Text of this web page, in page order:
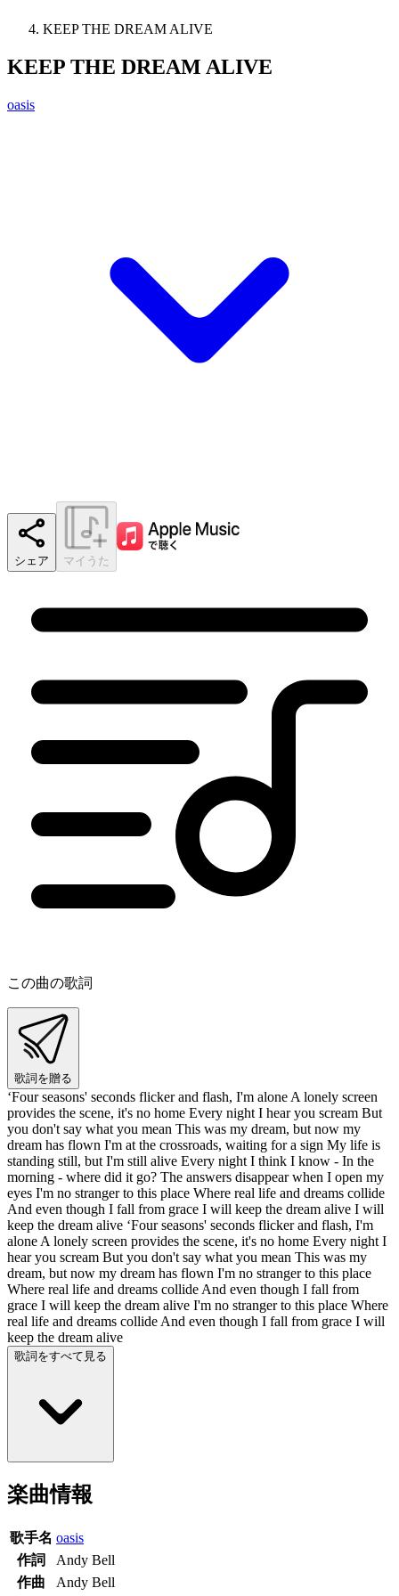
KEEP THE DREAM ALIVE
KEEP THE DREAM ALIVE
oasis
シェア マイうた
この曲の歌詞
歌詞を贈る
‘Four seasons' seconds flicker and flash, I'm alone A lonely screen
provides the scene, it's no home Every night I hear you scream But
you don't say what you mean This was my dream, but now my
dream has flown I'm at the crossroads, waiting for a sign My life is
standing still, but I'm still alive Every night I think I know - In the
morning - where did it go? The answers disappear when I open my
eyes I'm no stranger to this place Where real life and dreams collide
And even though I fall from grace I will keep the dream alive I will
keep the dream alive ‘Four seasons' seconds flicker and flash, I'm
alone A lonely screen provides the scene, it's no home Every night I
hear you scream But you don't say what you mean This was my
dream, but now my dream has flown I'm no stranger to this place
Where real life and dreams collide And even though I fall from
grace I will keep the dream alive I'm no stranger to this place Where
real life and dreams collide And even though I fall from grace I will
keep the dream alive
歌詞をすべて見る
楽曲情報
歌手名 oasis
作詞
Andy Bell
作曲
Andy Bell